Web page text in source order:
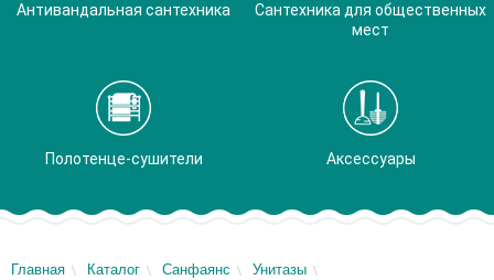
Антивандальная сантехника
Сантехника для общественных
мест
Полотенце-сушители Аксессуары
Главная Каталог Санфаянс
Унитазы